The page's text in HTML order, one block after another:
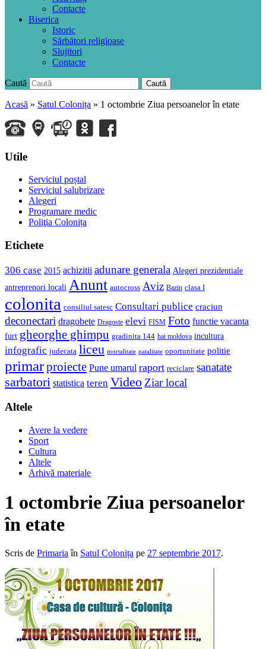
Contacte
Biserica
Istoric
Sărbători religioase
Slujitori
Contacte
Caută Caută
Acasă » Satul Colonița » 1 octombrie Ziua persoanelor în etate
Utile
Serviciul poștal
Serviciul salubrizare
Alegeri
Programare medic
Poliţia Colonița
Etichete
306 case 2015 achizitii adunare generala Alegeri prezidentiale
antreprenori locali Anunt autocross Aviz Bazin clasa I
colonita consiliul satesc Consultari publice craciun
deconectari dragobete Dragoste elevi FISM Foto functie vacanta
furt gheorghe ghimpu gradinita 144 hai moldova incultura
infografic judecata liceu mortalitate natalitate oportunitate politie
primarproiecte Pune umarul raport reciclare sanatate
sarbatori statistica teren Video Ziar local
Altele
Avere la vedere
Sport
Cultura
Altele
Arhivă materiale
1 octombrie Ziua persoanelor
în etate
Scris de Primaria în Satul Colonița pe 27 septembrie 2017.